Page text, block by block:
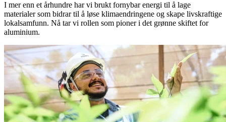
I mer enn et århundre har vi brukt fornybar energi til å lage
materialer som bidrar til å løse klimaendringene og skape livskraftige
lokalsamfunn. Nå tar vi rollen som pioner i det grønne skiftet for
aluminium.